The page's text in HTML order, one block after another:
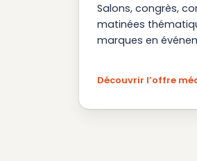
Salons, congrès,
matinées
marques en
Découvrir l’offre